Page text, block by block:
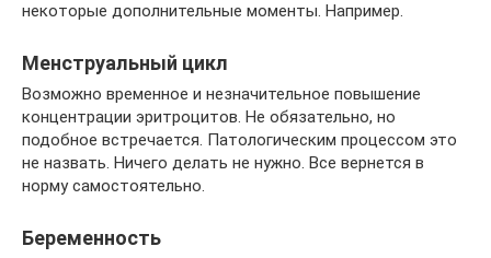
некоторые дополнительные моменты. Например.
Менструальный цикл
Возможно временное и незначительное повышение
концентрации эритроцитов. Не обязательно, но
подобное встречается. Патологическим процессом это
не назвать. Ничего делать не нужно. Все вернется в
норму самостоятельно.
Беременность